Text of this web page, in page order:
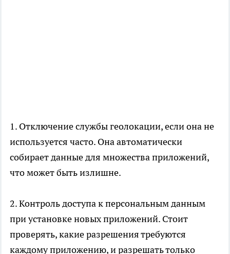
1. Отключение службы геолокации, если она не
используется часто. Она автоматически
собирает данные для множества приложений,
что может быть излишне.
2. Контроль доступа к персональным данным
при установке новых приложений. Стоит
проверять, какие разрешения требуются
каждому приложению, и разрешать только